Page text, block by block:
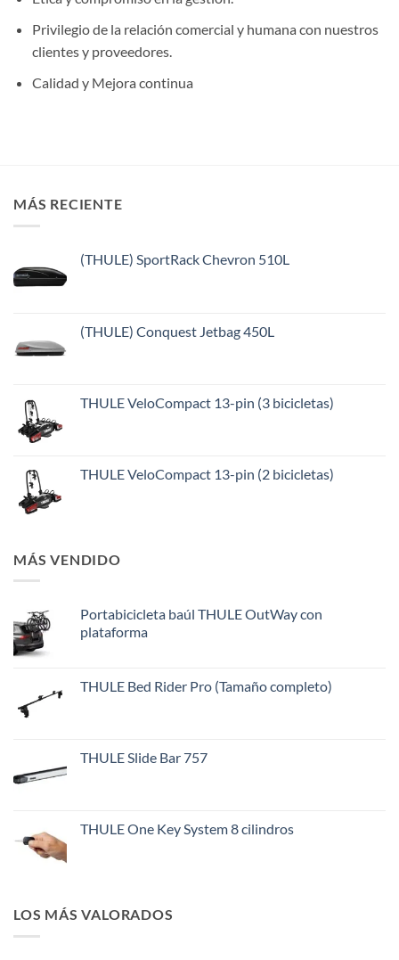
Privilegio de la relación comercial y humana con nuestros
clientes y proveedores.
Calidad y Mejora continua
MÁS RECIENTE
(THULE) SportRack Chevron 510L
(THULE) Conquest Jetbag 450L
THULE VeloCompact 13-pin (3 bicicletas)
THULE VeloCompact 13-pin (2 bicicletas)
MÁS VENDIDO
Portabicicleta baúl THULE OutWay con
plataforma
THULE Bed Rider Pro (Tamaño completo)
THULE Slide Bar 757
THULE One Key System 8 cilindros
LOS MÁS VALORADOS